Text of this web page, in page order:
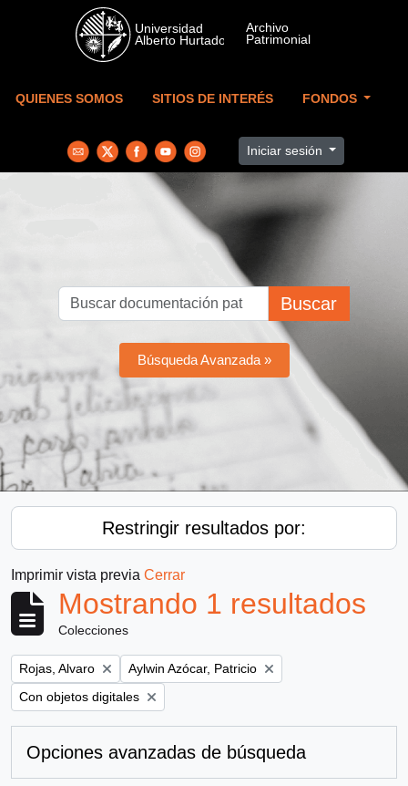
Skip to main content
QUIENES SOMOS SITIOS DE INTERÉS FONDOS
Iniciar sesión
Buscar
Búsqueda Avanzada »
Restringir resultados por:
Imprimir vista previa Cerrar
Mostrando 1 resultados
Colecciones
Remove filter:
Rojas, Alvaro Remove filter:
Aylwin Azócar, Patricio
Remove filter:
Con objetos digitales
Opciones avanzadas de búsqueda